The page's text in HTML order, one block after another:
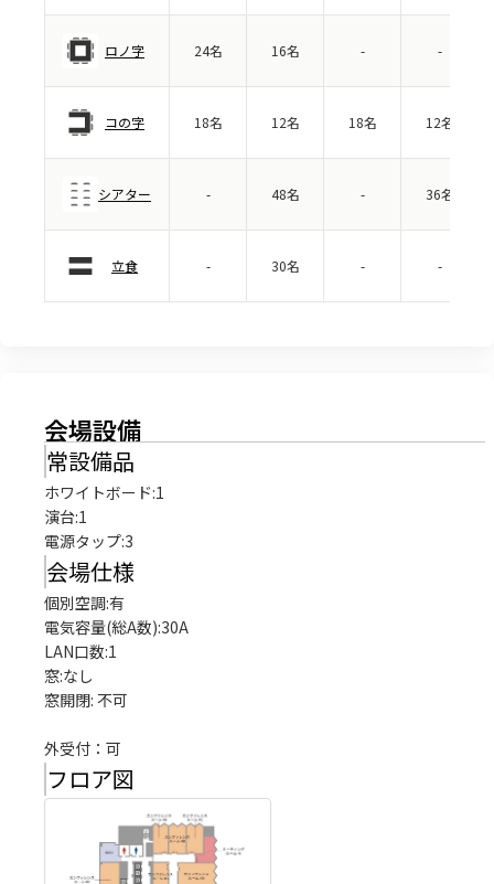
ロノ字 24名 16名 - -
コの字 18名 12名 18名 12名
シアター - 48名 - 36名
立食 - 30名 - -
会場設備
常設備品
ホワイトボード:1
演台:1
電源タップ:3
会場仕様
個別空調:有
電気容量(総A数):30A
LAN口数:1
窓:なし
窓開閉: 不可
外受付：可
フロア図